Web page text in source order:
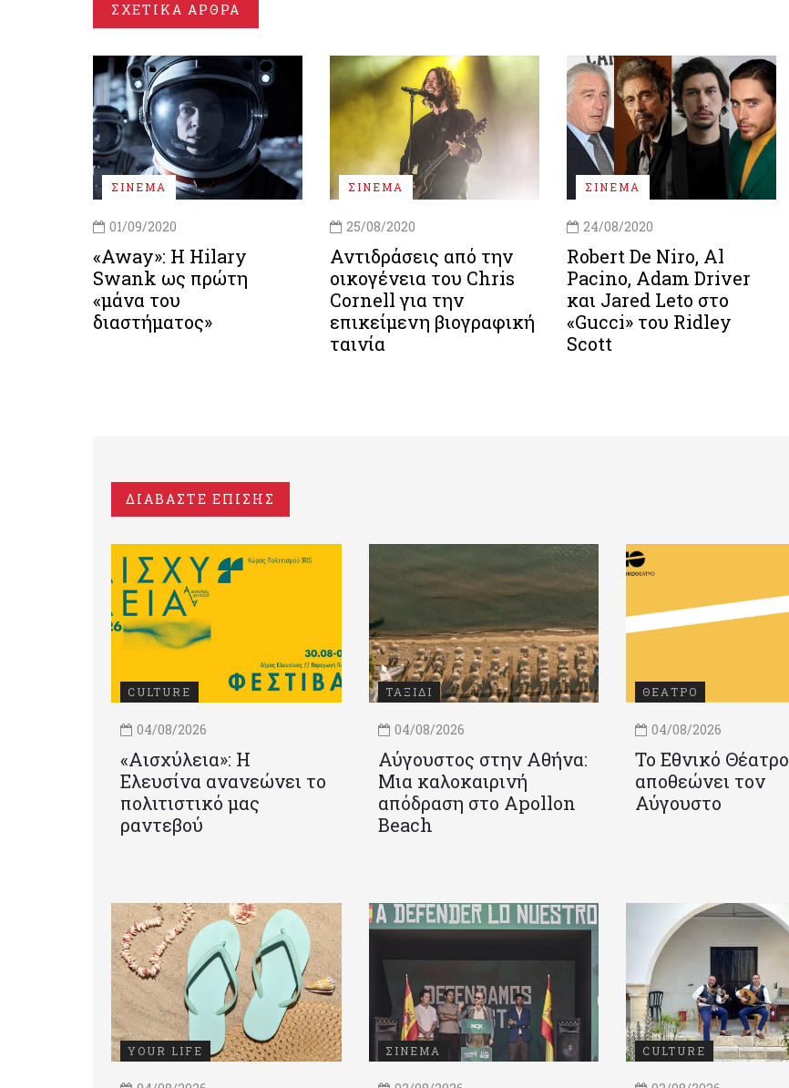
ΣΧΕΤΙΚΑ ΑΡΘΡΑ
ΣΙΝΕΜΑ
01/09/2020
«Away»: Η Hilary
Swank ως πρώτη
«μάνα του
διαστήματος»
ΣΙΝΕΜΑ
25/08/2020
Αντιδράσεις από την
οικογένεια του Chris
Cornell για την
επικείμενη βιογραφική
ταινία
ΣΙΝΕΜΑ
24/08/2020
Robert De Niro, Al
Pacino, Adam Driver
και Jared Leto στο
«Gucci» του Ridley
Scott
ΔΙΑΒΑΣΤΕ ΕΠΙΣΗΣ
CULTURE
04/08/2026
«Αισχύλεια»: Η
Ελευσίνα ανανεώνει το
πολιτιστικό μας
ραντεβού
ΤΑΞΙΔΙ
04/08/2026
Αύγουστος στην Αθήνα:
Μια καλοκαιρινή
απόδραση στο Apollon
Beach
ΘΕΑΤΡΟ
04/08/2026
Το Εθνικό Θέατρο
αποθεώνει τον
Αύγουστο
YOUR LIFE ΣΙΝΕΜΑ CULTURE